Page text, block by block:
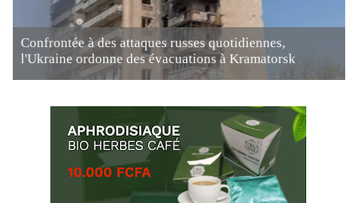
Confrontée à des attaques russes quotidiennes,
l'Ukraine ordonne des évacuations à Kramatorsk